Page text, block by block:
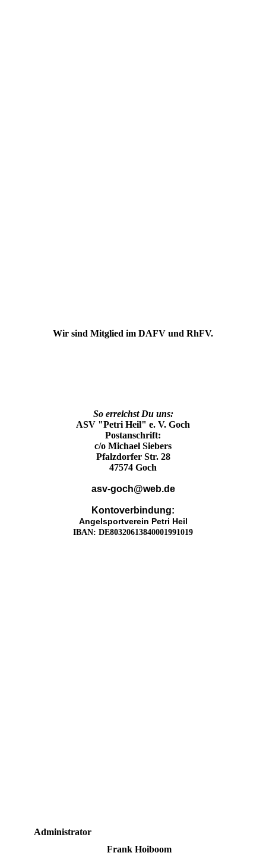
Wir sind Mitglied im DAFV und RhFV.
So erreichst Du uns:
ASV "Petri Heil" e. V. Goch
Postanschrift:
c/o Michael Siebers
Pfalzdorfer Str. 28
47574 Goch
asv-goch@web.de
Kontoverbindung:
Angelsportverein Petri Heil
IBAN: DE80320613840001991019
Administrator
Frank Hoiboom